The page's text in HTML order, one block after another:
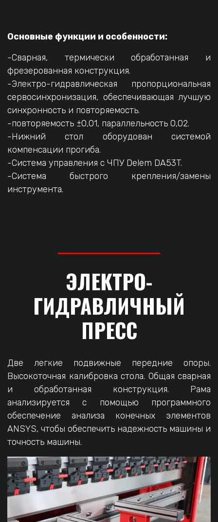
Основные функции и особенности:
-Сварная, термически обработанная и
фрезерованная конструкция.
-Электро-гидравлическая пропорциональная
сервосинхронизация, обеспечивающая лучшую
синхронность и повторяемость.
-повторяемость ±0,01, параллельность 0,02.
-Нижний стол оборудован системой
компенсации прогиба.
-Система управления с ЧПУ Delem DA53T.
-Система быстрого крепления/замены
инструмента.
ЭЛЕКТРО-
ГИДРАВЛИЧНЫЙ
ПРЕСС
Две легкие подвижные передние опоры.
Высокоточная калибровка стола. Общая сварная
и обработанная конструкция. Рама
анализируется с помощью программного
обеспечение анализа конечных элементов
ANSYS, чтобы обеспечить надежность машины и
точность машины.